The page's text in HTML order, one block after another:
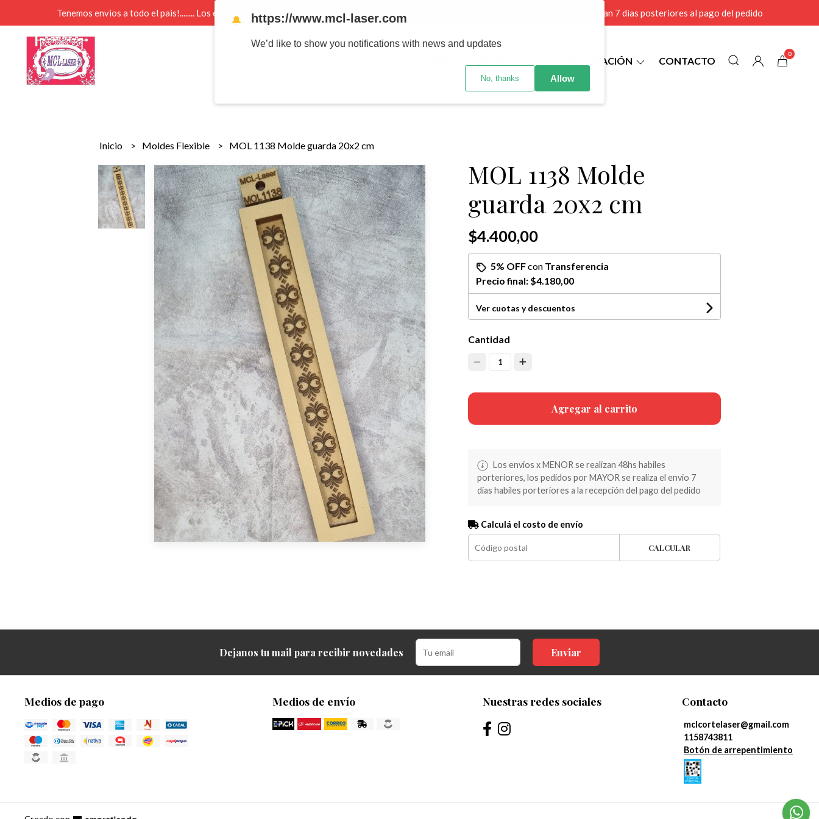
Tenemos envios a todo el pais!........ Los envios Por MENOR se realizan 48 hs habiles porteriores al pago , los pedidos por MAYOR se envian 7 dias posteriores al pago del pedido
INFORMACIÓN CONTACTO
0
Inicio Moldes Flexible MOL 1138 Molde guarda 20x2 cm
MOL 1138 Molde
guarda 20x2 cm
$4.400,00
5% OFFcon Transferencia
Precio final: $4.180,00
Ver cuotas y descuentos
Cantidad
1
Agregar al carrito
Los envios x MENOR se realizan 48hs habiles
porteriores, los pedidos por MAYOR se realiza el envio 7
dias habiles porteriores a la recepción del pago del pedido
Calculá el costo de envío
CALCULAR
Dejanos tu mail para recibir novedades Enviar
Medios de pago Medios de envío Nuestras redes sociales Contacto
mclcortelaser@gmail.com
1158743811
Botón de arrepentimiento
🔔 https://www.mcl-laser.com
We’d like to show you notifications with news and updates
No, thanks Allow